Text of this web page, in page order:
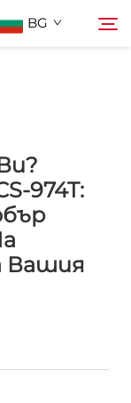
BG
974T:
Вашия